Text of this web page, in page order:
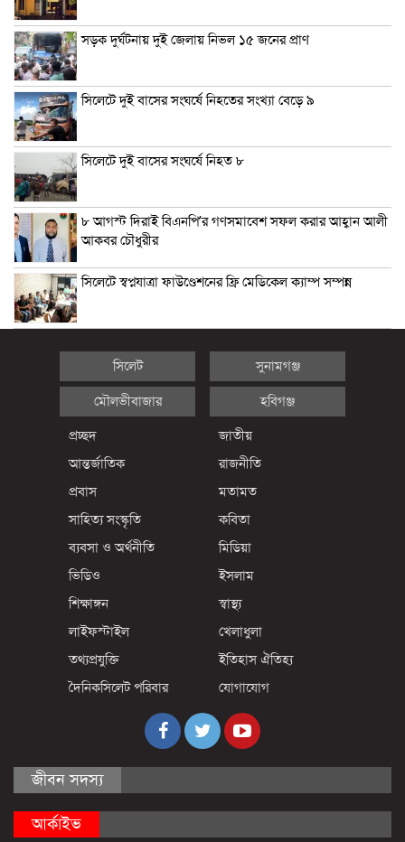
সড়ক দুর্ঘটনায় দুই জেলায় নিভল ১৫ জনের প্রাণ
সিলেটে দুই বাসের সংঘর্ষে নিহতের সংখ্যা বেড়ে ৯
সিলেটে দুই বাসের সংঘর্ষে নিহত ৮
৮ আগস্ট দিরাই বিএনপি’র গণসমাবেশ সফল করার আহ্বান আলী
আকবর চৌধুরীর
সিলেটে স্বপ্নযাত্রা ফাউণ্ডেশনের ফ্রি মেডিকেল ক্যাম্প সম্পন্ন
সিলেট সুনামগঞ্জ
মৌলভীবাজার হবিগঞ্জ
প্রচ্ছদ
জাতীয়
আন্তর্জাতিক
রাজনীতি
প্রবাস
মতামত
সাহিত্য সংস্কৃতি
কবিতা
ব্যবসা ও অর্থনীতি
মিডিয়া
ভিডিও
ইসলাম
শিক্ষাঙ্গন
স্বাস্থ্য
লাইফস্টাইল
খেলাধুলা
তথ্যপ্রযুক্তি
ইতিহাস ঐতিহ্য
দৈনিকসিলেট পরিবার
যোগাযোগ
জীবন সদস্য
আর্কাইভ